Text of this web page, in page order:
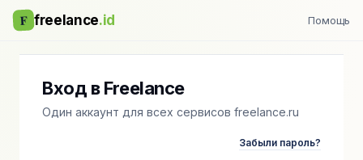
F freelance.id Помощь
Вход в Freelance
Один аккаунт для всех сервисов freelance.ru
Забыли пароль?